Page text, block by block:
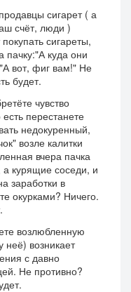
сигарет ( а
счёт, люди )
сигареты,
пачку:"А куда они
вот, фиг вам!" Не
будет.
чувство
перестанете
недокуренный,
возле калитки
вчера пачка
а курящие соседи, и
заработки в
окурками? Ничего.
возлюбленную
неё) возникает
с давно
Не противно?